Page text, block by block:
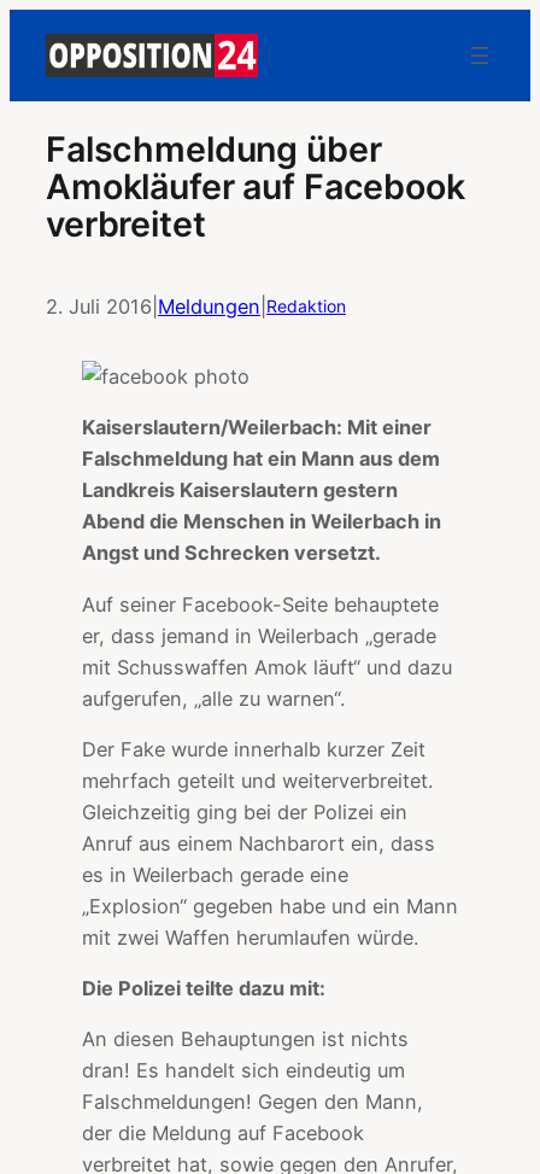
Falschmeldung über
Amokläufer auf Facebook
verbreitet
2. Juli 2016 Meldungen Redaktion
Kaiserslautern/Weilerbach: Mit einer
Falschmeldung hat ein Mann aus dem
Landkreis Kaiserslautern gestern
Abend die Menschen in Weilerbach in
Angst und Schrecken versetzt.
Auf seiner Facebook-Seite behauptete
er, dass jemand in Weilerbach „gerade
mit Schusswaffen Amok läuft“ und dazu
aufgerufen, „alle zu warnen“.
Der Fake wurde innerhalb kurzer Zeit
mehrfach geteilt und weiterverbreitet.
Gleichzeitig ging bei der Polizei ein
Anruf aus einem Nachbarort ein, dass
es in Weilerbach gerade eine
„Explosion“ gegeben habe und ein Mann
mit zwei Waffen herumlaufen würde.
Die Polizei teilte dazu mit:
An diesen Behauptungen ist nichts
dran! Es handelt sich eindeutig um
Falschmeldungen! Gegen den Mann,
der die Meldung auf Facebook
verbreitet hat, sowie gegen den Anrufer,